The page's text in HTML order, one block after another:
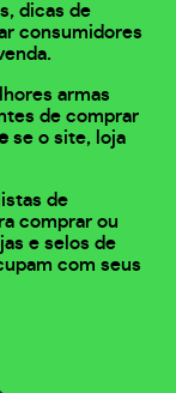
dicas de
consumidores
armas
de comprar
se o site, loja
de
comprar ou
e selos de
com seus